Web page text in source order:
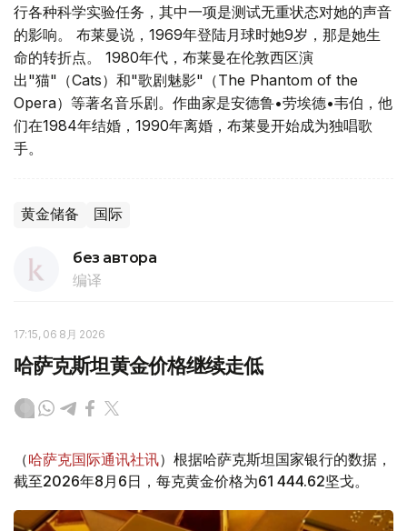
行各种科学实验任务，其中一项是测试无重状态对她的声音
的影响。 布莱曼说，1969年登陆月球时她9岁，那是她生
命的转折点。 1980年代，布莱曼在伦敦西区演
出"猫"（Cats）和"歌剧魅影"（The Phantom of the
Opera）等著名音乐剧。作曲家是安德鲁•劳埃德•韦伯，他
们在1984年结婚，1990年离婚，布莱曼开始成为独唱歌
手。
黄金储备 国际
без автора
编译
17:15, 06 8月 2026
哈萨克斯坦黄金价格继续走低
（哈萨克国际通讯社讯）根据哈萨克斯坦国家银行的数据，
截至2026年8月6日，每克黄金价格为61 444.62坚戈。